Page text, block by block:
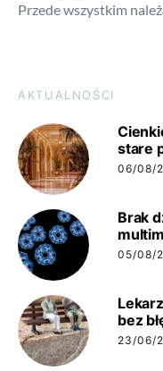
Przede wszystkim
AKTUALNOŚCI
stare
06/08/
Brak
05/08/
bez
23/06/